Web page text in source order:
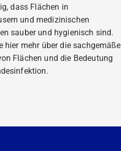
dass Flächen in
und medizinischen
sauber und hygienisch sind.
hier mehr über die sachgemäße
Flächen und die Bedeutung